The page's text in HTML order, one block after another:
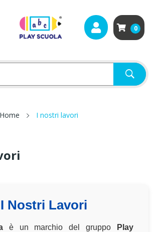
0
Home I nostri lavori
I Nostri Lavori
è un marchio del gruppo
Play